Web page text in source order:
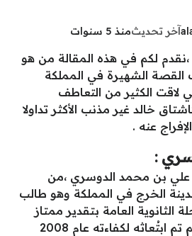
آخر تحديثمنذ 5 سنوات
لكم في هذه المقالة من هو
الشهيرة في المملكة
لاقت الكثير من التعاطف
خالد غير مذنب الأكثر تداولا
عنه .
:
علي بن محمد الدوسري ،من
في مدينة الخرج في المملكة وهو طالب
الثانوية العامة بتقدير ممتاز
بنسبة 99.32%،ومن ثم تم ابتُعاثه لكفاءته عام 2008